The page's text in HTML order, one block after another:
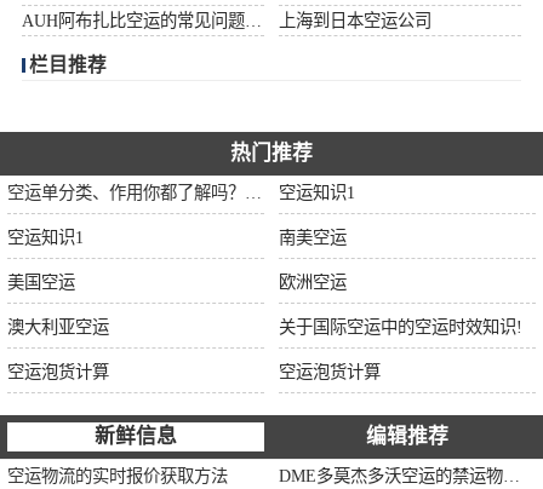
上海到日本空运公司
栏目推荐
热门推荐
空运知识1
空运知识1 南美空运
美国空运 欧洲空运
澳大利亚空运 关于国际空运中的空运时效知识!
空运泡货计算 空运泡货计算
新鲜信息 编辑推荐
空运物流的实时报价获取方法
伊朗空运
中东空运
非洲空运
南美空运